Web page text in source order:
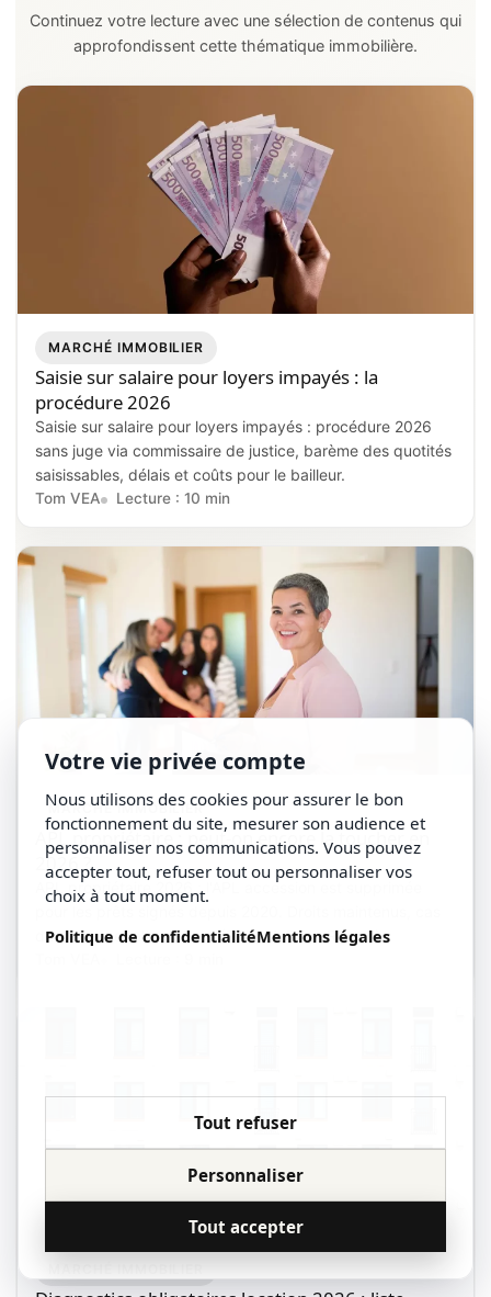
Continuez votre lecture avec une sélection de contenus qui
approfondissent cette thématique immobilière.
MARCHÉ IMMOBILIER
Saisie sur salaire pour loyers impayés : la
procédure 2026
Saisie sur salaire pour loyers impayés : procédure 2026
sans juge via commissaire de justice, barème des quotités
saisissables, délais et coûts pour le bailleur.
Tom VEA Lecture : 10 min
MARCHÉ IMMOBILIER
APL propriétaire : peut-on encore la toucher en
2026 ?
APL propriétaire 2026 : l'APL accession est supprimée
du bailleur et alternatives (PTZ, MaPrimeRénov').
Votre vie privée compte
Nous utilisons des cookies pour assurer le bon
fonctionnement du site, mesurer son audience et
personnaliser nos communications. Vous pouvez
accepter tout, refuser tout ou personnaliser vos
choix à tout moment.
Politique de confidentialitéMentions légales
Tout refuser
Personnaliser
Tout accepter